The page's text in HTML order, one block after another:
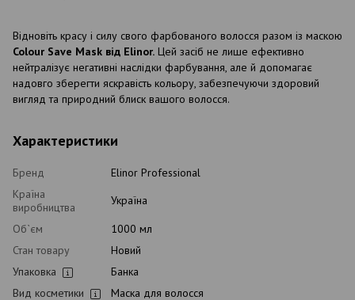
Відновіть красу і силу свого фарбованого волосся разом із маскою
Colour Save Mask від Elinor. Цей засіб не лише ефективно
нейтралізує негативні наслідки фарбування, але й допомагає
надовго зберегти яскравість кольору, забезпечуючи здоровий
вигляд та природний блиск вашого волосся.
Характеристики
Бренд
Elinor Professional
Країна
виробництва
Україна
Об`єм
1000 мл
Стан товару
Новий
Упаковка
Банка
Вид косметики
Маска для волосся